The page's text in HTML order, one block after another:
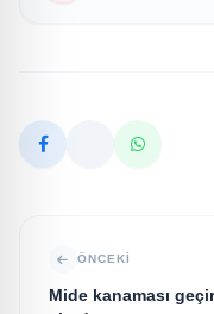
ÖNCEKI
Mide kanaması